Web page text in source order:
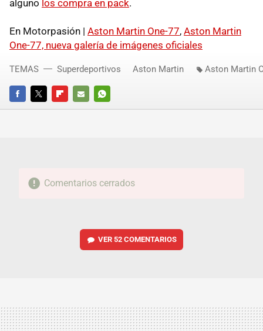
alguno los compra en pack.
En Motorpasión | Aston Martin One-77, Aston Martin
One-77, nueva galería de imágenes oficiales
FACEBOOKTWITTERFLIPBOARD
E-
WHATSAPP
TEMAS Superdeportivos Aston Martin Aston Martin
Comentarios cerrados
VER 52 COMENTARIOS